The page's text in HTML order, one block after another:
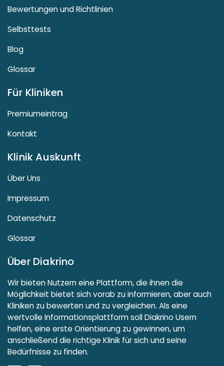
Bewertungen und Richtlinien
Selbsttests
Blog
Glossar
Für Kliniken
Premiumeintrag
Kontakt
Klinik Auskunft
Über Uns
Impressum
Datenschutz
Glossar
Über Diakrino
Wir bieten Nutzern eine Plattform, die ihnen die
Möglichkeit bietet sich vorab zu informieren, aber auch
Kliniken zu bewerten und zu vergleichen. Als eine
wertvolle Informationsplattform soll Diakrino Usern
helfen, eine erste Orientierung zu gewinnen, um
anschließend die richtige Klinik für sich und seine
Bedürfnisse zu finden.